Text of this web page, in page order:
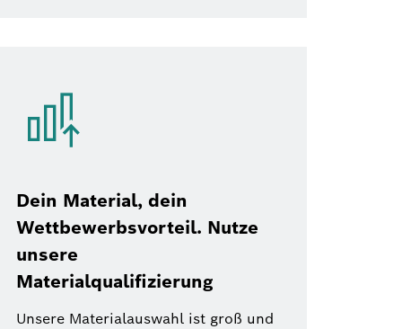
Dein Material, dein
Wettbewerbsvorteil. Nutze
unsere
Materialqualifizierung
Unsere Materialauswahl ist groß und